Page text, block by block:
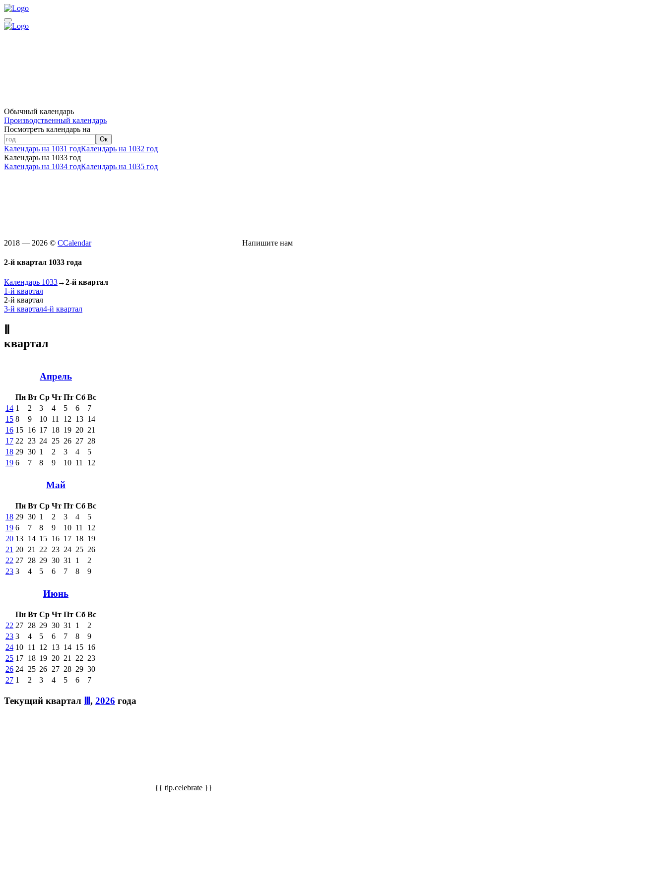
Обычный календарь
Производственный календарь
Посмотреть календарь на
Ок
Календарь на 1031 годКалендарь на 1032 год
Календарь на 1033 год
Календарь на 1034 годКалендарь на 1035 год
2018 — 2026 © CCalendar Напишите нам
2-й квартал 1033 года
Календарь 1033→2-й квартал
1-й квартал
2-й квартал
3-й квартал4-й квартал
квартал
Апрель
Пн Вт Ср Чт Пт Сб Вс
14 1 2 3 4 5 6
7
15 8 9 10 11 12 13 14
16 15 16 17 18 19 20 21
17 22 23 24 25 26 27 28
18 29 30 1 2 3 4
5
19 6 7 8 9 10 11 12
Май
Пн Вт Ср Чт Пт Сб Вс
18 29 30 1 2 3 4
5
19 6 7 8 9 10 11
12
20 13 14 15 16 17 18 19
21 20 21 22 23 24 25 26
22 27 28 29 30 31 1
2
23 3 4 5 6 7 8 9
Июнь
Пн Вт Ср Чт Пт Сб Вс
22 27 28 29 30 31 1
2
23 3 4 5 6 7 8
9
24 10 11 12 13 14 15 16
25 17 18 19 20 21 22 23
26 24 25 26 27 28 29 30
27 1 2 3 4 5 6 7
Текущий квартал , 2026 года
{{ tip.celebrate }}